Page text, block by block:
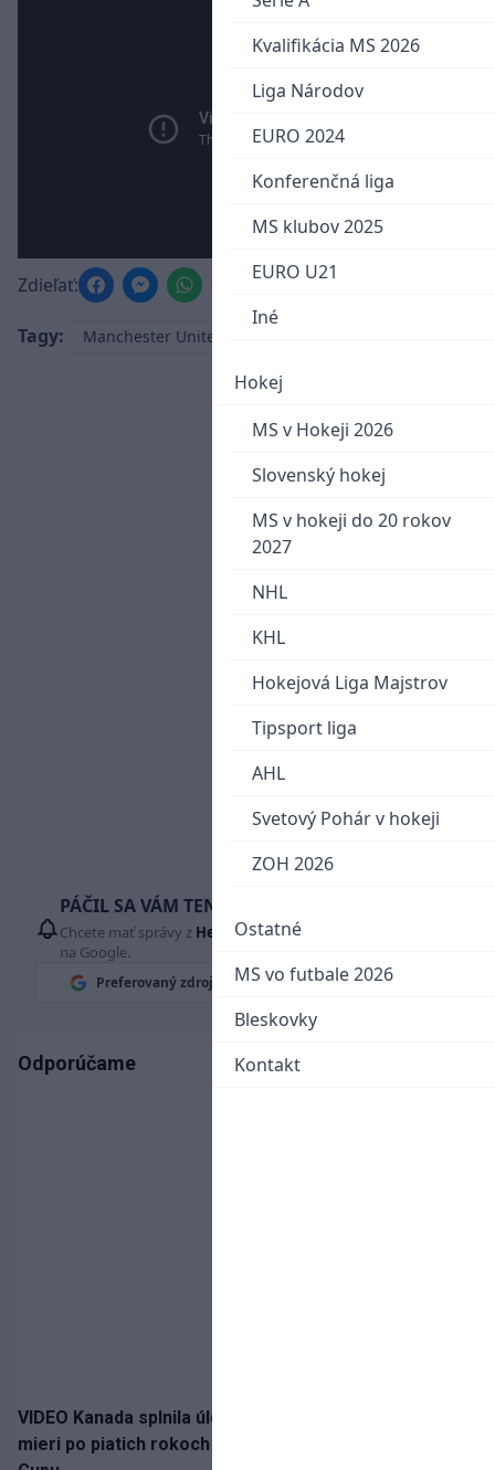
Kvalifikácia MS 2026
Liga Národov
EURO 2024
Konferenčná liga
MS klubov 2025
EURO U21
Iné
Hokej
MS v Hokeji 2026
Slovenský hokej
MS v hokeji do 20 rokov
2027
NHL
KHL
Hokejová Liga Majstrov
Tipsport liga
AHL
Svetový Pohár v hokeji
ZOH 2026
Ostatné
MS vo futbale 2026
Bleskovky
Kontakt
Zdieľať:
Tagy: Manchester United
PÁČIL SA VÁM TENTO ČLÁNOK?
Chcete mať správy z Hetrik.skvždy ako prví? Pridajte si nás
na Google.
Preferovaný zdroj Google News
Odporúčame
VIDEO Kanada splnila úlohu! Slovenská osemnástka
mieri po piatich rokoch do semifinále Hlinka Gretzky